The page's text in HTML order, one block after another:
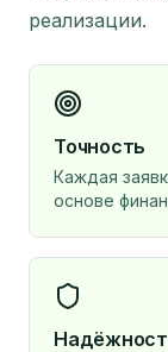
реализации.
Точность
Каждая
основе